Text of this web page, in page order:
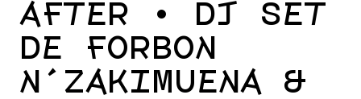
AFTER • DJ SET
DE FORBON
N'ZAKIMUENA &